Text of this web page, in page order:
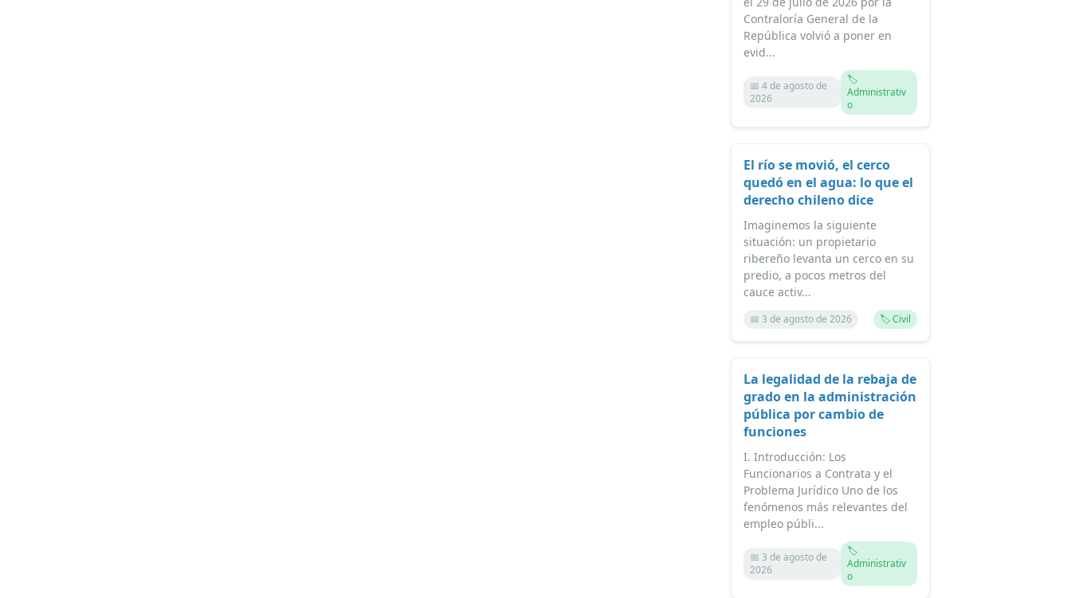
Contraloría General de la
República volvió a poner en
evid...
📅 4 de agosto de
2026
🏷️
Administrativ
o
El río se movió, el cerco
quedó en el agua: lo que el
derecho chileno dice
Imaginemos la siguiente
situación: un propietario
ribereño levanta un cerco en su
predio, a pocos metros del
cauce activ...
📅 3 de agosto de 2026 🏷️ Civil
La legalidad de la rebaja de
grado en la administración
pública por cambio de
funciones
I. Introducción: Los
Funcionarios a Contrata y el
Problema Jurídico Uno de los
fenómenos más relevantes del
empleo públi...
📅 3 de agosto de
2026
🏷️
Administrativ
o